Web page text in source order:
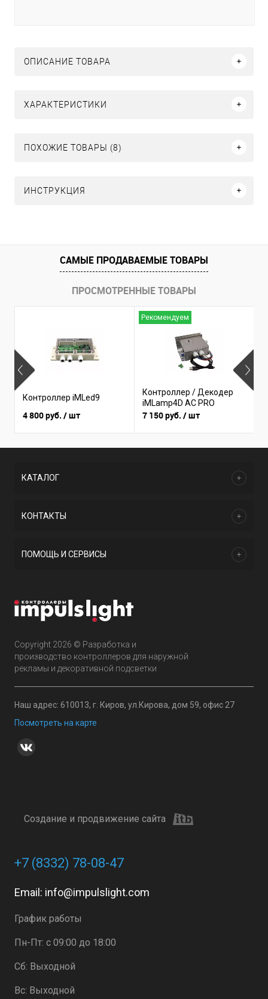
ОПИСАНИЕ ТОВАРА
ХАРАКТЕРИСТИКИ
ПОХОЖИЕ ТОВАРЫ (8)
ИНСТРУКЦИЯ
САМЫЕ ПРОДАВАЕМЫЕ ТОВАРЫ
ПРОСМОТРЕННЫЕ ТОВАРЫ
Контроллер iMLed9
4 800 руб. / шт
Рекомендуем
Контроллер / Декодер
iMLamp4D AC PRO
7 150 руб. / шт
Copyright 2026 © Разработка и
производство контроллеров для наружной
рекламы и декоративной подсветки
Наш адрес: 610013, г. Киров, ул.Кирова, дом 59, офис 27
Посмотреть на карте
Создание и продвижение сайта
КАТАЛОГ
КОНТАКТЫ
ПОМОЩЬ И СЕРВИСЫ
+7 (8332) 78-08-47
Email: info@impulslight.com
График работы
Пн-Пт: с 09:00 до 18:00
Сб: Выходной
Вс: Выходной